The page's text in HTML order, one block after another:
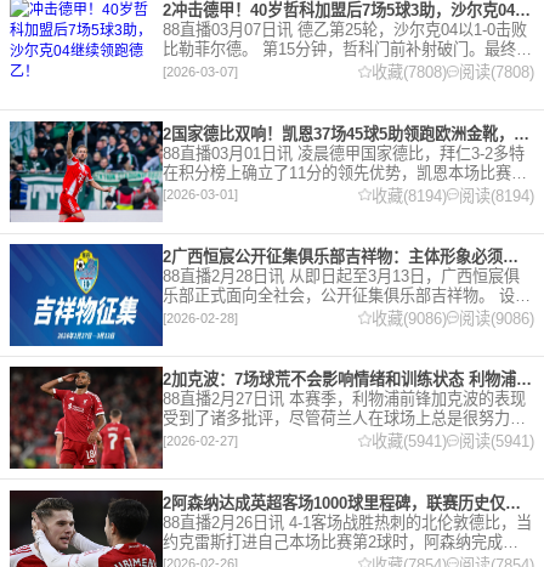
2冲击德甲！40岁哲科加盟后7场5球3助，沙尔克04继续领跑德乙！
88直播03月07日讯 德乙第25轮，沙尔克04以1-0击败
比勒菲尔德。 第15分钟，哲科门前补射破门。最终凭
借哲科的进球沙尔克04成功拿到3分，继续领跑德
[2026-03-07] 收藏(7808) 阅读(7808)
2国家德比双响！凯恩37场45球5助领跑欧洲金靴，32岁保持赛季全勤
88直播03月01日讯 凌晨德甲国家德比，拜仁3-2多特
在积分榜上确立了11分的领先优势，凯恩本场比赛上
演双响。 本赛季32岁的凯恩仍然保持着超高的效率，
在到目前为止保持全勤，出战37场比赛，狂轰45
[2026-03-01] 收藏(8194) 阅读(8194)
2广西恒宸公开征集俱乐部吉祥物：主体形象必须为龙
88直播2月28日讯 从即日起至3月13日，广西恒宸俱
乐部正式面向全社会，公开征集俱乐部吉祥物。 设计
要求 1. 主体形象：必须为龙。龙，是中华民族的精神
[2026-02-28] 收藏(9086) 阅读(9086)
2加克波：7场球荒不会影响情绪和训练状态 利物浦如今已不容有失
88直播2月27日讯 本赛季，利物浦前锋加克波的表现
受到了诸多批评，尽管荷兰人在球场上总是很努力。
在接受天空体育采访时，他谈论了诸多话题。 关于球
队对赛季目前情况的看法 这是一个很好的问题。这个
赛季并
[2026-02-27] 收藏(5941) 阅读(5941)
2阿森纳达成英超客场1000球里程碑，联赛历史仅次于曼联的1063球
88直播2月26日讯 4-1客场战胜热刺的北伦敦德比，当
约克雷斯打进自己本场比赛第2球时，阿森纳完成了
一项了不起的成就，枪手成为英超历史第2支在客场
[2026-02-26]